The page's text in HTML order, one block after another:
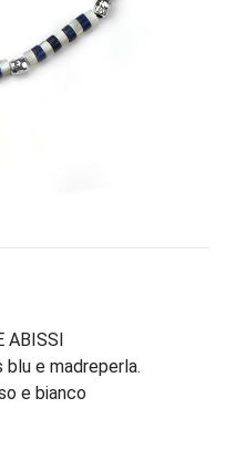
ABISSI
e madreperla.
e bianco